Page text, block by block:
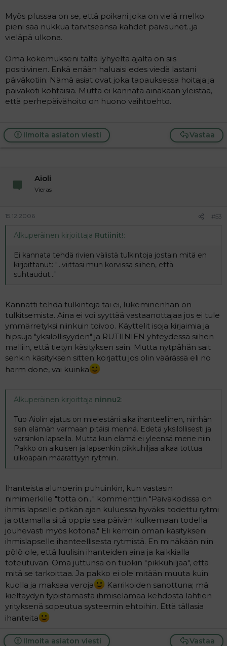
Myös plussaa on se, että poikani joka on vielä melko
pieni saa nukkua tarvitseansa kahdet päiväunet...ja
vieläpä ulkona.
Oma kokemukseni tältä lyhyeltä ajalta on siis
positiivinen. Enkä enään haluaisi edes viedä lastani
päiväkotiin. Nämä asiat ovat joka tapauksessa hoitaja ja
päiväkoti kohtaisia. Mutta ei kannata ainakaan yleistää,
että perhepäivähoito on huono vaihtoehto.
Vastaa
Ilmoita asiaton viesti
Aioli
Vieras
15.12.2006 #53
Alkuperäinen kirjoittaja Rutiinit!:
Ei kannata tehdä rivien välistä tulkintoja jostain mitä en
kirjoittanut: "...viittasi mun korvissa siihen, että
suhtaudut..."
Kannatti tehdä tulkintoja tai ei, lukeminenhan on
tulkitsemista. Aina ei voi syyttää vastaanottajaa jos ei tule
ymmärretyksi niinkuin toivoo. Käyttelit isoja kirjaimia ja
hipsuja "yksilöllisyyden" ja RUTIINIEN yhteydessä siihen
malliin, että tietyn käsityksen sain. Mutta nytpähän sait
senkin käsityksen sitten korjattu jos olin väärässä eli no
harm done, vai kuinka
Alkuperäinen kirjoittaja ninnu2:
Tuo Aiolin ajatus on mielestäni aika ihanteellinen, niinhän
sen elämän varmaan pitäisi mennä. Edetä yksilöllisesti ja
varsinkin lapsella. Mutta kun elämä ei yleensä mene niin.
Pakko on aikuisen ja lapsenkin pikkuhiljaa alkaa tottua
ulkoapäin määrättyyn rytmiin.
Ihanteista alunperin puhuinkin, kun vastasin
nimimerkille "totta on..." kommenttiin "Päiväkodissa on
ihmis lapselle pitkän ajan kuluessa hyväksi todettu rytmi
ja ottamalla siitä oppia saa päivän kulkemaan todella
jouhevasti myös kotona." Eli kerroin oman käsitykseni
ihmislapselle ihanteellisesta rytmistä. En minäkään niin
pölö ole, että luulisin ihanteiden aina ja kaikkialla
toteutuvan. Oma juttunsa on tuokin "pikkuhiljaa", että
mitä se tarkoittaa. Ja pakko ei ole mitään muuta kuin
kuolla ja maksaa veroja
Karrikoiden sanottuna; mä
kieltäydyn typistämästä ihmiselämää kehdosta lähtien
yrityksenä sopeutua systeemin ehtoihin. Että tällasia
ihanteita
Vastaa
Ilmoita asiaton viesti